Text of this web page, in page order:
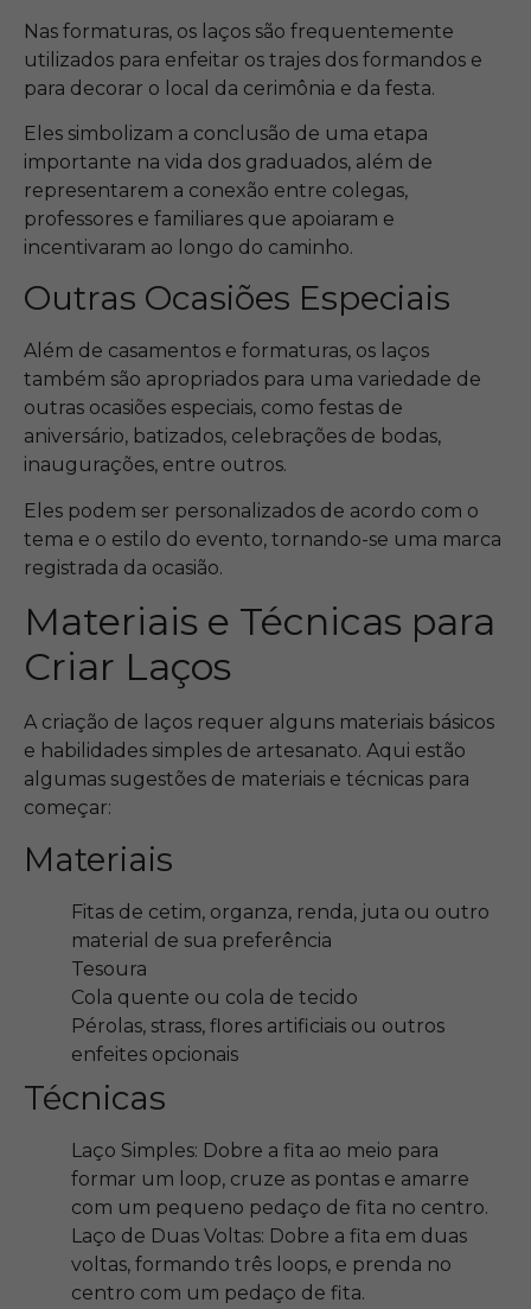
Nas formaturas, os laços são frequentemente
utilizados para enfeitar os trajes dos formandos e
para decorar o local da cerimônia e da festa.
Eles simbolizam a conclusão de uma etapa
importante na vida dos graduados, além de
representarem a conexão entre colegas,
professores e familiares que apoiaram e
incentivaram ao longo do caminho.
Outras Ocasiões Especiais
Além de casamentos e formaturas, os laços
também são apropriados para uma variedade de
outras ocasiões especiais, como festas de
aniversário, batizados, celebrações de bodas,
inaugurações, entre outros.
Eles podem ser personalizados de acordo com o
tema e o estilo do evento, tornando-se uma marca
registrada da ocasião.
Materiais e Técnicas para
Criar Laços
A criação de laços requer alguns materiais básicos
e habilidades simples de artesanato. Aqui estão
algumas sugestões de materiais e técnicas para
começar:
Materiais
Fitas de cetim, organza, renda, juta ou outro
material de sua preferência
Tesoura
Cola quente ou cola de tecido
Pérolas, strass, flores artificiais ou outros
enfeites opcionais
Técnicas
Laço Simples: Dobre a fita ao meio para
formar um loop, cruze as pontas e amarre
com um pequeno pedaço de fita no centro.
Laço de Duas Voltas: Dobre a fita em duas
voltas, formando três loops, e prenda no
centro com um pedaço de fita.